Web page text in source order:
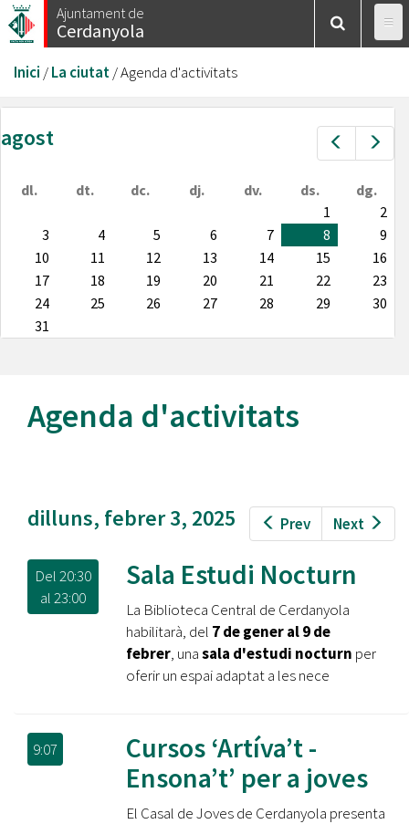
Vés
al
Ajuntament de
Cerdanyola
Esteu
aquí
Inici /La ciutat/Agenda d'activitats
Prev
agost
dl. dt. dc. dj. dv. ds.
dg.
1
2
3
4 5 6 7 8
9
10
11 12 13 14 15
16
17
18 19 20 21 22
23
24
25 26 27 28 29
30
31
Agenda d'activitats
Prev Next
dilluns, febrer 3, 2025
Del20:30
al23:00
Sala Estudi Nocturn
La Biblioteca Central de Cerdanyola
habilitarà, del 7 de gener al 9 de
febrer, unasala d'estudi nocturn per
oferir un espai adaptat a les nece
9:07
Cursos ‘Artíva’t -
Ensona’t’ per a joves
El Casal de Joves de Cerdanyola presenta